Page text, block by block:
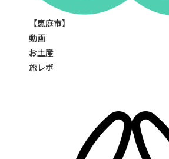
【恵庭市】
動画
お土産
旅レポ